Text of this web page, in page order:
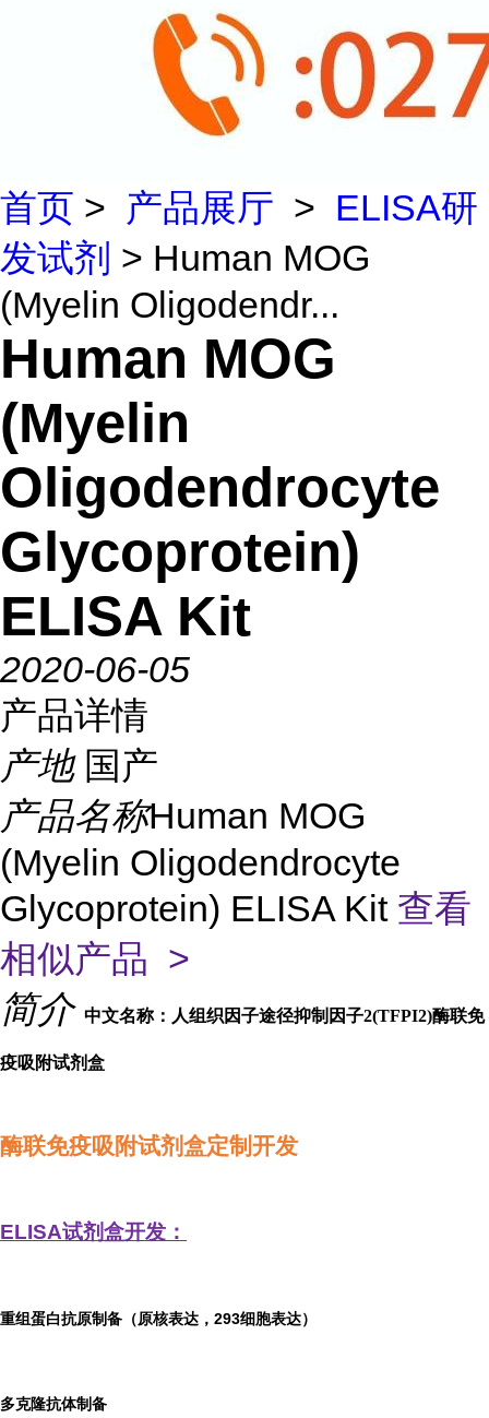
首页 > 产品展厅 > ELISA研
发试剂 > Human MOG
(Myelin Oligodendr...
Human MOG
(Myelin
Oligodendrocyte
Glycoprotein)
ELISA Kit
2020-06-05
产品详情
产地 国产
产品名称Human MOG
(Myelin Oligodendrocyte
Glycoprotein) ELISA Kit 查看
相似产品 >
简介 中文名称：人组织因子途径抑制因子2(TFPI2)酶联免
疫吸附试剂盒
酶联免疫吸附试剂盒定制开发
ELISA试剂盒开发：
重组蛋白抗原制备（原核表达，293细胞表达）
多克隆抗体制备